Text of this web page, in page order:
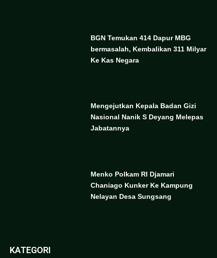
BGN Temukan 414 Dapur MBG
bermasalah, Kembalikan 311 Milyar
Ke Kas Negara
Mengejutkan Kepala Badan Gizi
Nasional Nanik S Deyang Melepas
Jabatannya
Menko Polkam RI Djamari
Chaniago Kunker Ke Kampung
Nelayan Desa Sungsang
KATEGORI